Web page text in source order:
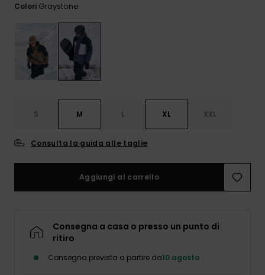
Colori Graystone
S M L XL XXL
Consulta la guida alle taglie
Aggiungi al carrello
Consegna a casa o presso un punto di
ritiro
Consegna prevista a partire da10 agosto